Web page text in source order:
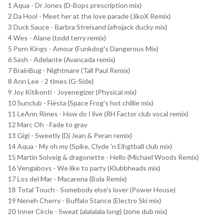
1 Aqua - Dr Jones (D-Bops prescription mix)
2 Da Hool - Meet her at the love parade (JikoX Remix)
3 Duck Sauce - Barbra Streisand (afrojack ducky mix)
4 Wes - Alane (todd terry remix)
5 Porn Kings - Amour (Funkdog's Dangerous Mix)
6 Sash - Adelante (Avancada remix)
7 BrainBug - Nightmare (Tall Paul Remix)
8 Ann Lee - 2 times (G-Side)
9 Joy Kitikonti - Joyenegizer (Physical mix)
10 Sunclub - Fiësta (Space Frog's hot chillie mix)
11 LeAnn Rimes - How do I live (RH Factor club vocal remix)
12 Marc Oh - Fade to gray
13 Gigi - Sweetly (Dj Jean & Peran remix)
14 Aqua - My oh my (Spike, Clyde 'n Eihgtball club mix)
15 Martin Solveig & dragonette - Hello (Michael Woods Remix)
16 Vengaboys - We like to party (Klubbheads mix)
17 Los del Mar - Macarena (Bola Remix)
18 Total Touch - Somebody else's lover (Power House)
19 Neneh Cherry - Buffalo Stance (Electro Ski mix)
20 Inner Circle - Sweat (alalalala long) (zone dub mix)